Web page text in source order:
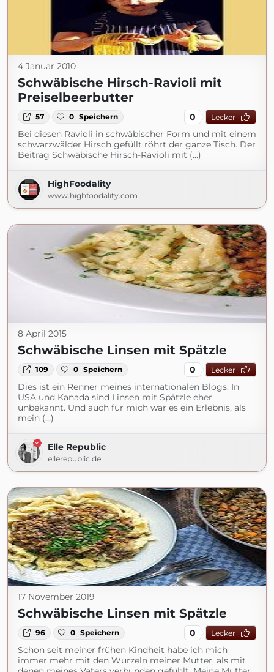
4 Januar 2010
Schwäbische Hirsch-Ravioli mit
Preiselbeerbutter
57 0 Speichern 0 Lecker
Bei diesen Ravioli in schwäbischer Form und mit einem
schwarzwälder Hirsch gefüllt röhrt der ganze Tisch. Der
Beitrag Schwäbische Hirsch-Ravioli mit (...)
HighFoodality
www.highfoodality.com
8 April 2015
Schwäbische Linsen mit Spätzle
109 0 Speichern 0 Lecker
Dies ist ein Renner meines internationalen Blogs. In
USA und Kanada sind Linsen mit Spätzle eher
unbekannt. Und auch für mich war es ein Erlebnis, als
mein (...)
Elle Republic
ellerepublic.de
17 November 2019
Schwäbische Linsen mit Spätzle
96 0 Speichern 0 Lecker
Schon seit meiner frühen Kindheit habe ich mich
immer mehr mit den Wurzeln meiner Mutter, als mit